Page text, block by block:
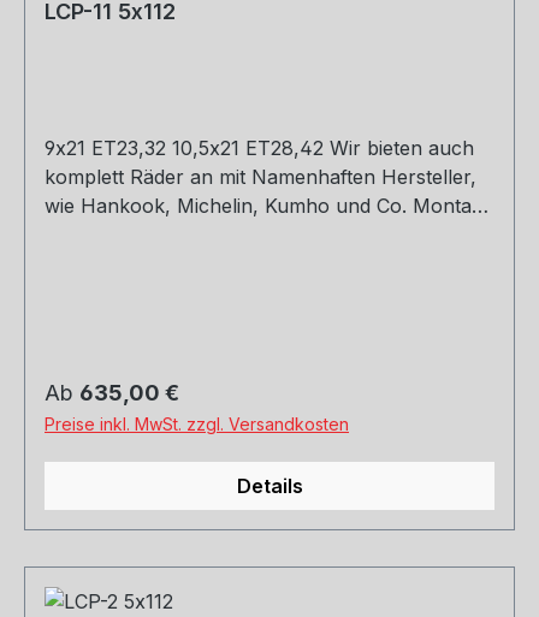
LCP-11 5x112
9x21 ET23,32 10,5x21 ET28,42 Wir bieten auch
komplett Räder an mit Namenhaften Hersteller,
wie Hankook, Michelin, Kumho und Co. Montage
Regulärer Preis:
Ab 635,00 €
Preise inkl. MwSt. zzgl. Versandkosten
Details